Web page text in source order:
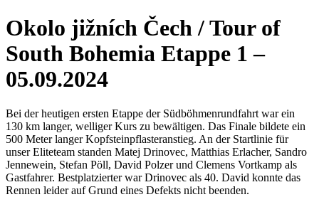
Okolo jižních Čech / Tour of
South Bohemia Etappe 1 –
05.09.2024
Bei der heutigen ersten Etappe der Südböhmenrundfahrt war ein
130 km langer, welliger Kurs zu bewältigen. Das Finale bildete ein
500 Meter langer Kopfsteinpflasteranstieg. An der Startlinie für
unser Eliteteam standen Matej Drinovec, Matthias Erlacher, Sandro
Jennewein, Stefan Pöll, David Polzer und Clemens Vortkamp als
Gastfahrer. Bestplatzierter war Drinovec als 40. David konnte das
Rennen leider auf Grund eines Defekts nicht beenden.